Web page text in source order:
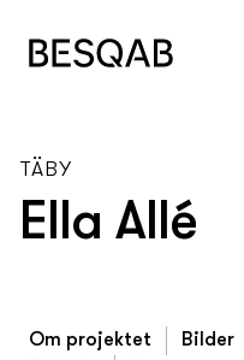
TÄBY
Ella Allé
Om projektet Bilder